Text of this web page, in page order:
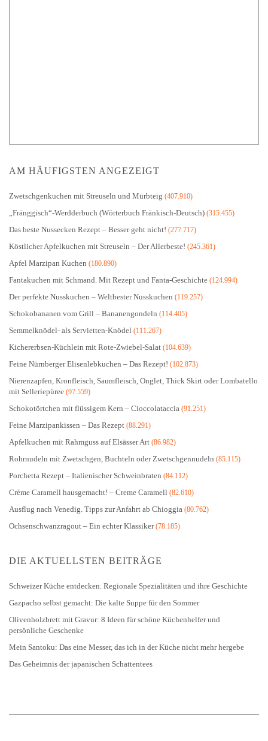
AM HÄUFIGSTEN ANGEZEIGT
Zwetschgenkuchen mit Streuseln und Mürbteig (407.910)
„Fränggisch“-Werdderbuch (Wörterbuch Fränkisch-Deutsch) (315.455)
Das beste Nussecken Rezept – Besser geht nicht! (277.717)
Köstlicher Apfelkuchen mit Streuseln – Der Allerbeste! (245.361)
Apfel Marzipan Kuchen (180.890)
Fantakuchen mit Schmand. Mit Rezept und Fanta-Geschichte (124.994)
Der perfekte Nusskuchen – Weltbester Nusskuchen (119.257)
Schokobananen vom Grill – Bananengondeln (114.405)
Semmelknödel- als Servietten-Knödel (111.267)
Kichererbsen-Küchlein mit Rote-Zwiebel-Salat (104.639)
Feine Nürnberger Elisenlebkuchen – Das Rezept! (102.873)
Nierenzapfen, Kronfleisch, Saumfleisch, Onglet, Thick Skirt oder Lombatello
mit Selleriepüree (97.559)
Schokotörtchen mit flüssigem Kern – Cioccolataccia (91.251)
Feine Marzipankissen – Das Rezept (88.291)
Apfelkuchen mit Rahmguss auf Elsässer Art (86.982)
Rohrnudeln mit Zwetschgen, Buchteln oder Zwetschgennudeln (85.115)
Porchetta Rezept – Italienischer Schweinbraten (84.112)
Crème Caramell hausgemacht! – Creme Caramell (82.610)
Ausflug nach Venedig. Tipps zur Anfahrt ab Chioggia (80.762)
Ochsenschwanzragout – Ein echter Klassiker(78.185)
DIE AKTUELLSTEN BEITRÄGE
Schweizer Küche entdecken. Regionale Spezialitäten und ihre Geschichte
Gazpacho selbst gemacht: Die kalte Suppe für den Sommer
Olivenholzbrett mit Gravur: 8 Ideen für schöne Küchenhelfer und
persönliche Geschenke
Mein Santoku: Das eine Messer, das ich in der Küche nicht mehr hergebe
Das Geheimnis der japanischen Schattentees